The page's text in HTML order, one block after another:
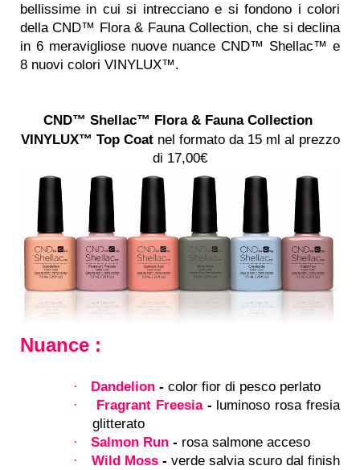
bellissime in cui si intrecciano e si fondono i colori
della CND™ Flora & Fauna Collection, che si declina
in 6 meravigliose nuove nuance CND™ Shellac™ e
8 nuovi colori VINYLUX™.
CND™ Shellac™ Flora & Fauna Collection
VINYLUX™ Top Coat nel formato da 15 ml al prezzo
di 17,00€
Nuance :
· Dandelion -color fior di pesco perlato
· Fragrant Freesia - luminoso rosa fresia
glitterato
· Salmon Run- rosa salmone acceso
· Wild Moss - verde salvia scuro dal finish